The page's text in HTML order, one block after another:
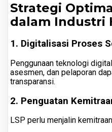
Strategi
dalam Industri
1. Digitalisasi Proses
Penggunaan teknologi
asesmen, dan pelaporan
transparansi.
2. Penguatan
LSP perlu menjalin